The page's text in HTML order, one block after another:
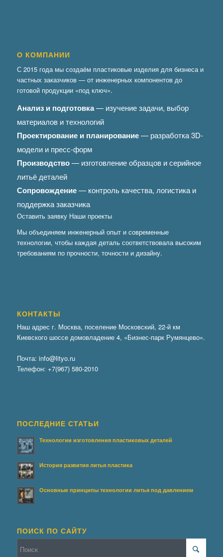
О КОМПАНИИ
С 2015 года мы создаём пластиковые изделия для бизнеса и
частных заказчиков — от инженерных компонентов до
готовой продукции «под ключ».
Анализ и подготовка— изучение задачи, выбор
материалов и технологий
Проектирование и планирование— разработка 3D-
модели и пресс-форм
Производство— изготовление образцов и серийное
литьё деталей
Сопровождение— контроль качества, логистика и
поддержка заказчика
Оставить заявку Наши проекты
Мы объединяем инженерный опыт и современные
технологии, чтобы каждая деталь соответствовала высоким
требованиям по прочности, точности и дизайну.
КОНТАКТЫ
Наш адрес г. Москва, поселение Московский, 22-й км
Киевского шоссе домовладение 4, «Бизнес-парк Румянцево».
Почта: info@lityo.ru
Телефон: +7(967) 580-2010
ПОСЛЕДНИЕ СТАТЬИ
Технологии изготовления пластиковых деталей
История развития литья пластика
Основные принципы технологии литья под давлением
ПОИСК ПО САЙТУ